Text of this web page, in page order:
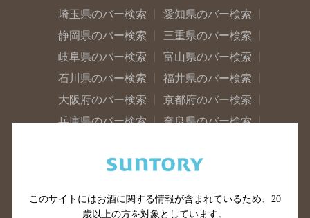
埼玉県のバー検索
愛知県のバー検索
静岡県のバー検索
三重県のバー検索
岐阜県のバー検索
富山県のバー検索
石川県のバー検索
福井県のバー検索
大阪府のバー検索
京都府のバー検索
兵庫県のバー検索
奈良県のバー検索
広島県のバー検索
岡山県のバー検索
島根県のバー検索
徳島県のバー検索
このサイトにはお酒に関する情報が含まれているため、 20
歳以上の方を対象としています。